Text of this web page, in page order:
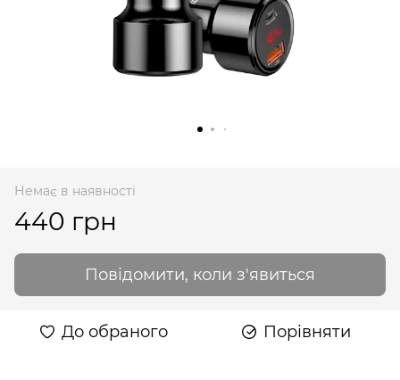
Немає в наявності
440 грн
Повідомити, коли з'явиться
До обраного Порівняти